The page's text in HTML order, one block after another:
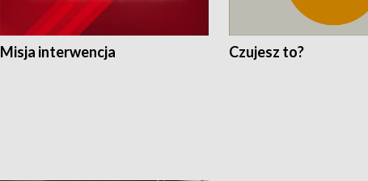
Misja interwencja Czujesz to?